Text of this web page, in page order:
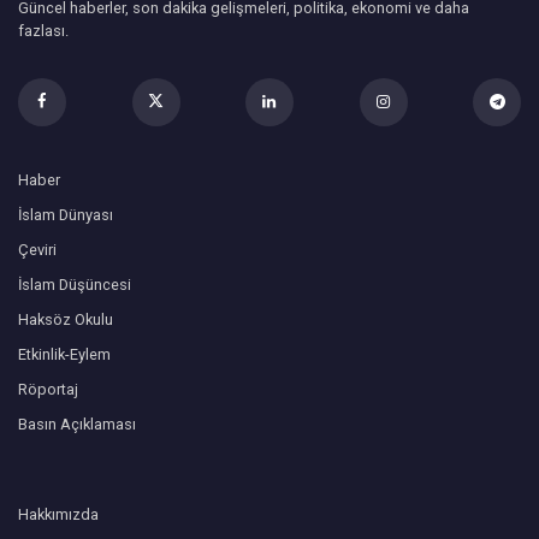
Güncel haberler, son dakika gelişmeleri, politika, ekonomi ve daha
fazlası.
Haber
İslam Dünyası
Çeviri
İslam Düşüncesi
Haksöz Okulu
Etkinlik-Eylem
Röportaj
Basın Açıklaması
Hakkımızda